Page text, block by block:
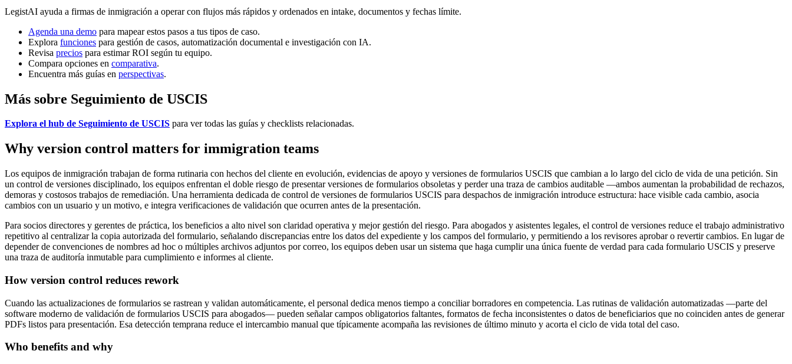
LegistAI ayuda a firmas de inmigración a operar con flujos más rápidos y ordenados en intake, documentos y fechas límite.
Agenda una demo para mapear estos pasos a tus tipos de caso.
Explora funciones para gestión de casos, automatización documental e investigación con IA.
Revisa precios para estimar ROI según tu equipo.
Compara opciones en comparativa.
Encuentra más guías en perspectivas.
Más sobre Seguimiento de USCIS
Explora el hub de Seguimiento de USCIS para ver todas las guías y checklists relacionadas.
Why version control matters for immigration teams
Los equipos de inmigración trabajan de forma rutinaria con hechos del cliente en evolución, evidencias de apoyo y versiones de formularios USCIS que cambian a lo largo del ciclo de vida de una petición. Sin
un control de versiones disciplinado, los equipos enfrentan el doble riesgo de presentar versiones de formularios obsoletas y perder una traza de cambios auditable —ambos aumentan la probabilidad de rechazos,
demoras y costosos trabajos de remediación. Una herramienta dedicada de control de versiones de formularios USCIS para despachos de inmigración introduce estructura: hace visible cada cambio, asocia
cambios con un usuario y un motivo, e integra verificaciones de validación que ocurren antes de la presentación.
Para socios directores y gerentes de práctica, los beneficios a alto nivel son claridad operativa y mejor gestión del riesgo. Para abogados y asistentes legales, el control de versiones reduce el trabajo administrativo
repetitivo al centralizar la copia autorizada del formulario, señalando discrepancias entre los datos del expediente y los campos del formulario, y permitiendo a los revisores aprobar o revertir cambios. En lugar de
depender de convenciones de nombres ad hoc o múltiples archivos adjuntos por correo, los equipos deben usar un sistema que haga cumplir una única fuente de verdad para cada formulario USCIS y preserve
una traza de auditoría inmutable para cumplimiento e informes al cliente.
How version control reduces rework
Cuando las actualizaciones de formularios se rastrean y validan automáticamente, el personal dedica menos tiempo a conciliar borradores en competencia. Las rutinas de validación automatizadas —parte del
software moderno de validación de formularios USCIS para abogados— pueden señalar campos obligatorios faltantes, formatos de fecha inconsistentes o datos de beneficiarios que no coinciden antes de generar
PDFs listos para presentación. Esa detección temprana reduce el intercambio manual que típicamente acompaña las revisiones de último minuto y acorta el ciclo de vida total del caso.
Who benefits and why